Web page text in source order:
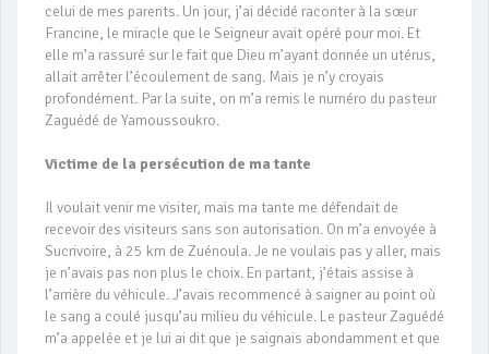
celui de mes parents. Un jour, j’ai décidé raconter à la sœur
Francine, le miracle que le Seigneur avait opéré pour moi. Et
elle m’a rassuré sur le fait que Dieu m’ayant donnée un utérus,
allait arrêter l’écoulement de sang. Mais je n’y croyais
profondément. Par la suite, on m’a remis le numéro du pasteur
Zaguédé de Yamoussoukro.
Victime de la persécution de ma tante
Il voulait venir me visiter, mais ma tante me défendait de
recevoir des visiteurs sans son autorisation. On m’a envoyée à
Sucrivoire, à 25 km de Zuénoula. Je ne voulais pas y aller, mais
je n’avais pas non plus le choix. En partant, j’étais assise à
l’arrière du véhicule. J’avais recommencé à saigner au point où
le sang a coulé jusqu’au milieu du véhicule. Le pasteur Zaguédé
m’a appelée et je lui ai dit que je saignais abondamment et que